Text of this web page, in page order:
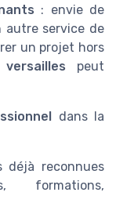
: envie de
autre service de
un projet hors
peut
dans la
déjà reconnues
formations,